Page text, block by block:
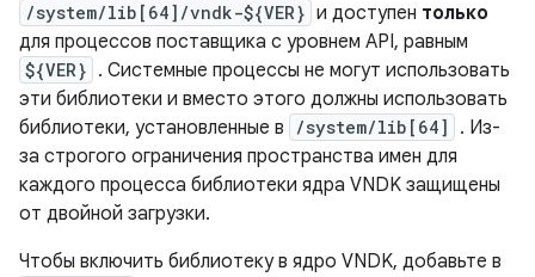
/system/lib[64]/vndk-${VER} и доступен только
для процессов поставщика с уровнем API, равным
${VER} . Системные процессы не могут использовать
эти библиотеки и вместо этого должны использовать
библиотеки, установленные в
/system/lib[64]
. Из-
за строгого ограничения пространства имен для
каждого процесса библиотеки ядра VNDK защищены
от двойной загрузки.
Чтобы включить библиотеку в ядро ​​VNDK, добавьте в